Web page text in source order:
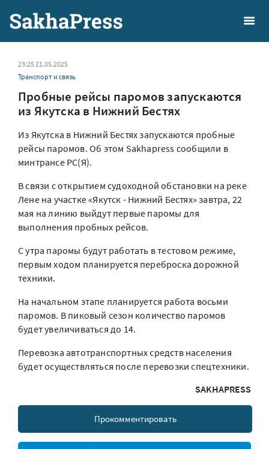
23:25 21.05.2025
Транспорт и связь
Пробные рейсы паромов запускаются
из Якутска в Нижний Бестях
Из Якутска в Нижний Бестях запускаются пробные
рейсы паромов. Об этом Sakhapress сообщили в
минтрансе РС(Я).
В связи с открытием судоходной обстановки на реке
Лене на участке «Якутск - Нижний Бестях» завтра, 22
мая на линию выйдут первые паромы для
выполнения пробных рейсов.
С утра паромы будут работать в тестовом режиме,
первым ходом планируется переброска дорожной
техники.
На начальном этапе планируется работа восьми
паромов. В пиковый сезон количество паромов
будет увеличиваться до 14.
Перевозка автотранспортных средств населения
будет осуществляться после перевозки спецтехники.
SAKHAPRESS
Прокомментировать